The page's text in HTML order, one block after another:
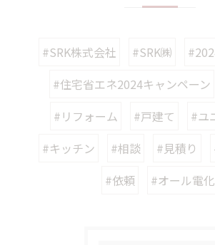
#SRK株式会社 #SRK㈱
#住宅省エネ2024キャンペーン
#リフォーム
#戸建て
#ユ
#キッチン
#相談 #見積り
#依頼
#オール電化